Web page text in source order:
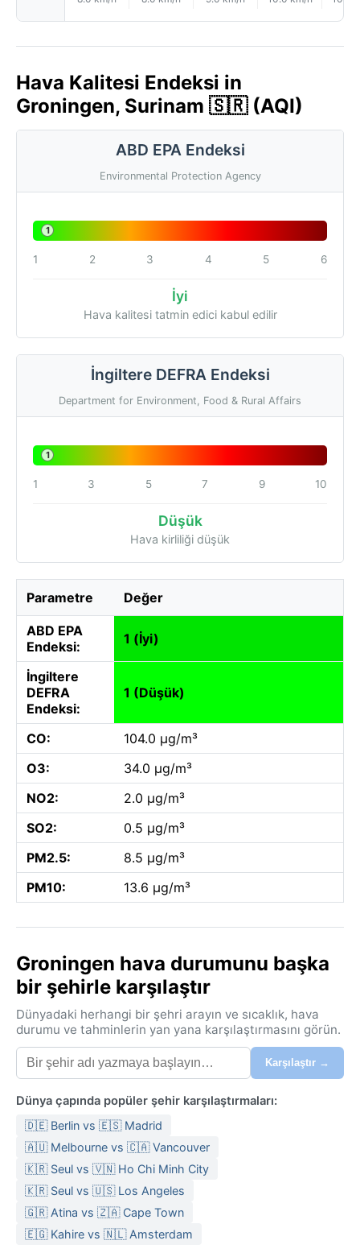
Hava Kalitesi Endeksi in
Groningen, Surinam 🇸🇷 (AQI)
ABD EPA Endeksi
Environmental Protection Agency
1
1 2 3 4 5 6
İyi
Hava kalitesi tatmin edici kabul edilir
İngiltere DEFRA Endeksi
Department for Environment, Food & Rural Affairs
1
1 3 5 7 9 10
Düşük
Hava kirliliği düşük
Parametre Değer
ABD EPA
Endeksi:
1 (İyi)
İngiltere
DEFRA
Endeksi:
1 (Düşük)
CO:
104.0 µg/m³
O3:
34.0 µg/m³
NO2:
2.0 µg/m³
SO2:
0.5 µg/m³
PM2.5:
8.5 µg/m³
PM10:
13.6 µg/m³
Groningen hava durumunu başka
bir şehirle karşılaştır
Dünyadaki herhangi bir şehri arayın ve sıcaklık, hava
durumu ve tahminlerin yan yana karşılaştırmasını görün.
Karşılaştır →
Dünya çapında popüler şehir karşılaştırmaları:
🇩🇪 Berlin vs 🇪🇸 Madrid
🇦🇺 Melbourne vs 🇨🇦 Vancouver
🇰🇷 Seul vs 🇻🇳 Ho Chi Minh City
🇰🇷 Seul vs 🇺🇸 Los Angeles
🇬🇷 Atina vs 🇿🇦 Cape Town
🇪🇬 Kahire vs 🇳🇱 Amsterdam